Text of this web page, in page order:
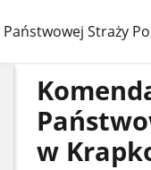
Państwowej Straży
w